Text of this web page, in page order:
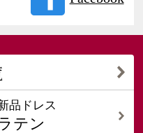
品ドレス
テン